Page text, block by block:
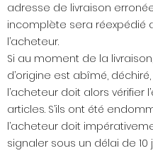
adresse de livraison
incomplète sera réexpédié
l’acheteur.
Si au moment de la
d’origine est abîmé,
l’acheteur doit alors vérifier
articles. S’ils ont été
l’acheteur doit
signaler sous un délai de 10